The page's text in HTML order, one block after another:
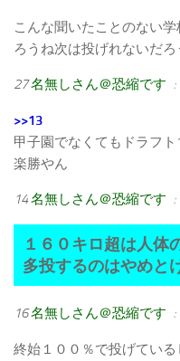
こんな聞いたことのない
ろうね次は投げれないだろ
27名無しさん＠恐縮です
>>13
甲子園でなくてもドラフト
楽勝やん
14名無しさん＠恐縮です
１６０キロ超は人体
多投するのはやめと
16名無しさん＠恐縮です
終始１００％で投げている